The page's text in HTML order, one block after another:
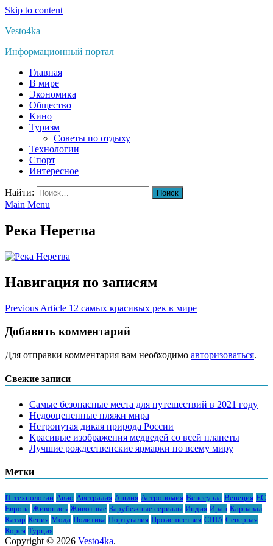
Skip to content
Vesto4ka
Информационный портал
Главная
В мире
Экономика
Общество
Кино
Туризм
Советы по отдыху
Технологии
Спорт
Интересное
Найти:
Main Menu
Река Неретва
Навигация по записям
Previous Article 12 самых красивых рек в мире
Добавить комментарий
Для отправки комментария вам необходимо авторизоваться.
Свежие записи
Самые безопасные места для путешествий в 2021 году
Недооцененные пляжи мира
Нетронутая дикая природа России
Красивые изображения медведей со всей планеты
Лучшие рождественские ярмарки по всему миру
Метки
IT-технологии Авио Австралия Англия Астрономия Венесуэла Венеция ЕС
Европа Живопись Животные Зарубежные сериалы Индия Иран Карнавал
Катар Кения Мода Политика Португалия Происшествия США Северная
Корея Турция
Copyright © 2026 Vesto4ka.